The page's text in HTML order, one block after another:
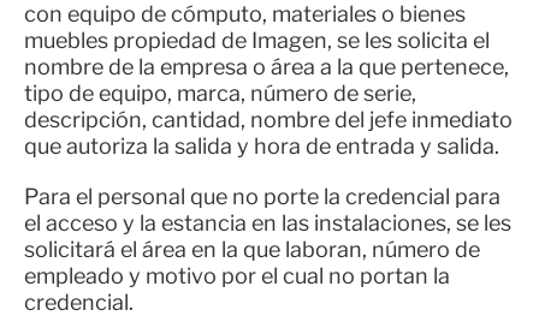
con equipo de cómputo, materiales o bienes
muebles propiedad de Imagen, se les solicita el
nombre de la empresa o área a la que pertenece,
tipo de equipo, marca, número de serie,
descripción, cantidad, nombre del jefe inmediato
que autoriza la salida y hora de entrada y salida.
Para el personal que no porte la credencial para
el acceso y la estancia en las instalaciones, se les
solicitará el área en la que laboran, número de
empleado y motivo por el cual no portan la
credencial.